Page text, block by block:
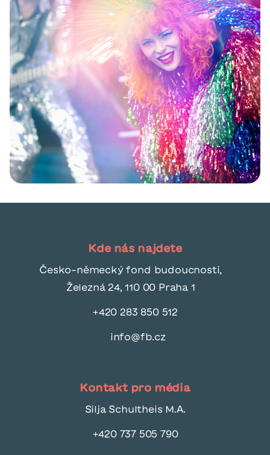
Kde nás najdete
Česko-německý fond budoucnosti,
Železná 24, 110 00 Praha 1
+420 283 850 512
info@fb.cz
Kontakt pro média
Silja Schultheis M.A.
+420 737 505 790